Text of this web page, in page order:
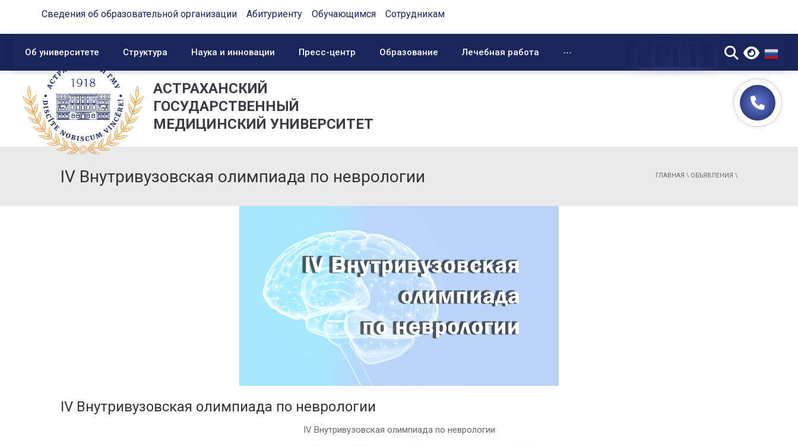
Сведения об образовательной организации Абитуриенту Обучающимся Сотрудникам
Об университете Структура Наука и инновации Пресс-центр Образование Лечебная работа ⋯ ▼
АСТРАХАНСКИЙ
ГОСУДАРСТВЕННЫЙ
МЕДИЦИНСКИЙ УНИВЕРСИТЕТ
IV Внутривузовская олимпиада по неврологии ГЛАВНАЯ \ ОБЪЯВЛЕНИЯ \
IV Внутривузовская олимпиада по неврологии
IV Внутривузовская олимпиада по неврологии